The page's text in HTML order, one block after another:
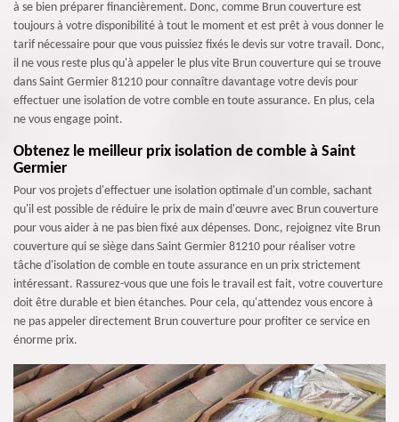
à se bien préparer financièrement. Donc, comme Brun couverture est
toujours à votre disponibilité à tout le moment et est prêt à vous donner le
tarif nécessaire pour que vous puissiez fixés le devis sur votre travail. Donc,
il ne vous reste plus qu'à appeler le plus vite Brun couverture qui se trouve
dans Saint Germier 81210 pour connaître davantage votre devis pour
effectuer une isolation de votre comble en toute assurance. En plus, cela
ne vous engage point.
Obtenez le meilleur prix isolation de comble à Saint
Germier
Pour vos projets d'effectuer une isolation optimale d'un comble, sachant
qu'il est possible de réduire le prix de main d'œuvre avec Brun couverture
pour vous aider à ne pas bien fixé aux dépenses. Donc, rejoignez vite Brun
couverture qui se siège dans Saint Germier 81210 pour réaliser votre
tâche d'isolation de comble en toute assurance en un prix strictement
intéressant. Rassurez-vous que une fois le travail est fait, votre couverture
doit être durable et bien étanches. Pour cela, qu'attendez vous encore à
ne pas appeler directement Brun couverture pour profiter ce service en
énorme prix.